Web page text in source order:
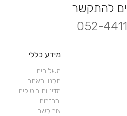
להתקשר
052-
מידע כללי
משלוחים
תקנון האתר
מדיניות ביטולים
והחזרות
צור קשר